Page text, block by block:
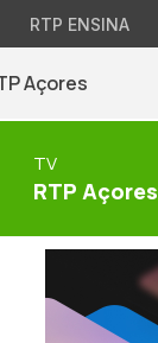
RTP ENSINA
Açores
TV
RTP Açores